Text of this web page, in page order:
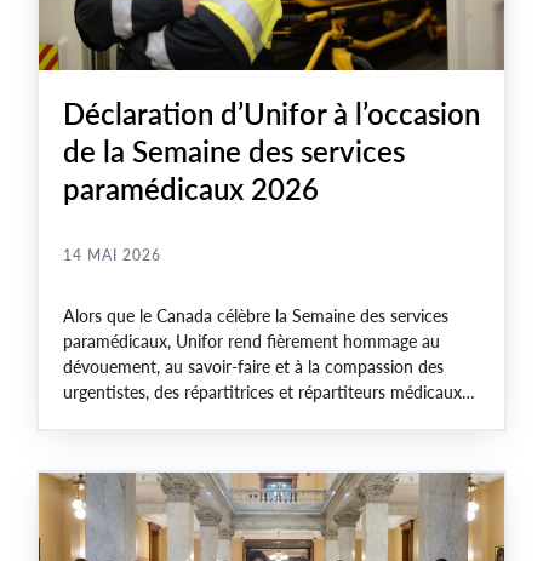
Déclaration d’Unifor à l’occasion
de la Semaine des services
paramédicaux 2026
14 MAI 2026
Alors que le Canada célèbre la Semaine des services
paramédicaux, Unifor rend fièrement hommage au
dévouement, au savoir-faire et à la compassion des
urgentistes, des répartitrices et répartiteurs médicaux